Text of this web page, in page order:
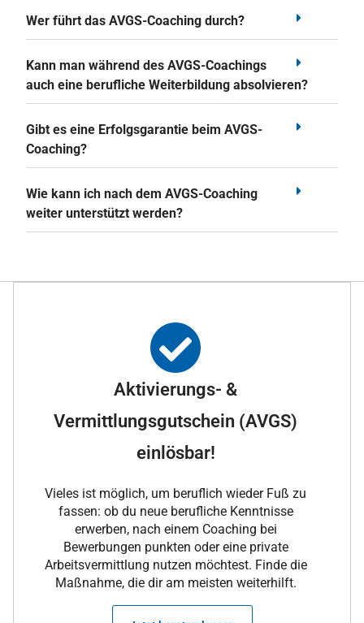
Wer führt das AVGS-Coaching durch?
Kann man während des AVGS-Coachings
auch eine berufliche Weiterbildung absolvieren?
Gibt es eine Erfolgsgarantie beim AVGS-
Coaching?
Wie kann ich nach dem AVGS-Coaching
weiter unterstützt werden?
Aktivierungs- &
Vermittlungsgutschein (AVGS)
einlösbar!
Vieles ist möglich, um beruflich wieder Fuß zu
fassen: ob du neue berufliche Kenntnisse
erwerben, nach einem Coaching bei
Bewerbungen punkten oder eine private
Arbeitsvermittlung nutzen möchtest. Finde die
Maßnahme, die dir am meisten weiterhilft.